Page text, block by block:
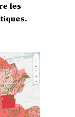
les